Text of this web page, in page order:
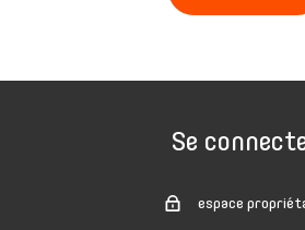
Se
espace